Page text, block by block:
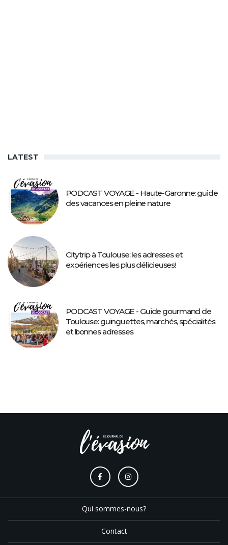
LATEST
PODCAST VOYAGE - Haute-Garonne: guide
des vacances en pleine nature
Citytrip à Toulouse: les adresses et
expériences les plus délicieuses!
PODCAST VOYAGE - Guide gourmand de
Toulouse: guinguettes, marchés, spécialités
et bonnes adresses
Qui sommes-nous?
Contact